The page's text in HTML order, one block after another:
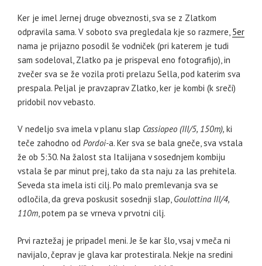
Ker je imel Jernej druge obveznosti, sva se z Zlatkom
odpravila sama. V soboto sva pregledala kje so razmere, 5er
nama je prijazno posodil še vodniček (pri katerem je tudi
sam sodeloval, Zlatko pa je prispeval eno fotografijo), in
zvečer sva se že vozila proti prelazu Sella, pod katerim sva
prespala. Peljal je pravzaprav Zlatko, ker je kombi (k sreči)
pridobil nov vebasto.
V nedeljo sva imela v planu slap Cassiopeo (III/5, 150m), ki
teče zahodno od Pordoi-a. Ker sva se bala gneče, sva vstala
že ob 5:30. Na žalost sta Italijana v sosednjem kombiju
vstala še par minut prej, tako da sta naju za las prehitela.
Seveda sta imela isti cilj. Po malo premlevanja sva se
odločila, da greva poskusit sosednji slap, Goulottina III/4,
110m, potem pa se vrneva v prvotni cilj.
Prvi raztežaj je pripadel meni. Je še kar šlo, vsaj v meča ni
navijalo, čeprav je glava kar protestirala. Nekje na sredini